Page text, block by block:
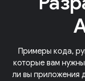
Примеры кода,
которые вам
ли вы приложения